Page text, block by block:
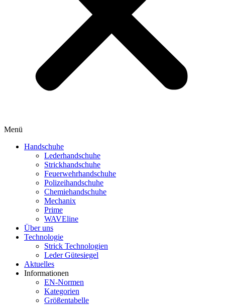
Menü
Handschuhe
Lederhandschuhe
Strickhandschuhe
Feuerwehrhandschuhe
Polizeihandschuhe
Chemiehandschuhe
Mechanix
Prime
WAVEline
Über uns
Technologie
Strick Technologien
Leder Gütesiegel
Aktuelles
Informationen
EN-Normen
Kategorien
Größentabelle